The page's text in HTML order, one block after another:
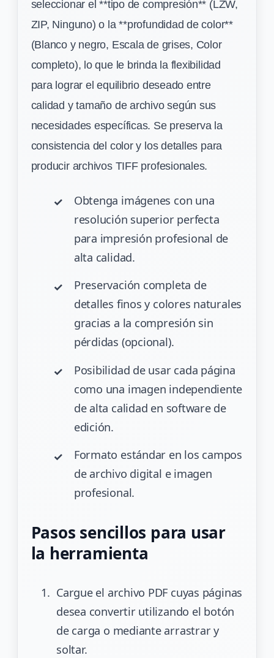
seleccionar el **tipo de compresión** (LZW,
ZIP, Ninguno) o la **profundidad de color**
(Blanco y negro, Escala de grises, Color
completo), lo que le brinda la flexibilidad
para lograr el equilibrio deseado entre
calidad y tamaño de archivo según sus
necesidades específicas. Se preserva la
consistencia del color y los detalles para
producir archivos TIFF profesionales.
Obtenga imágenes con una
resolución superior perfecta
para impresión profesional de
alta calidad.
Preservación completa de
detalles finos y colores naturales
gracias a la compresión sin
pérdidas (opcional).
Posibilidad de usar cada página
como una imagen independiente
de alta calidad en software de
edición.
Formato estándar en los campos
de archivo digital e imagen
profesional.
Pasos sencillos para usar
la herramienta
Cargue el archivo PDF cuyas páginas
desea convertir utilizando el botón
de carga o mediante arrastrar y
soltar.